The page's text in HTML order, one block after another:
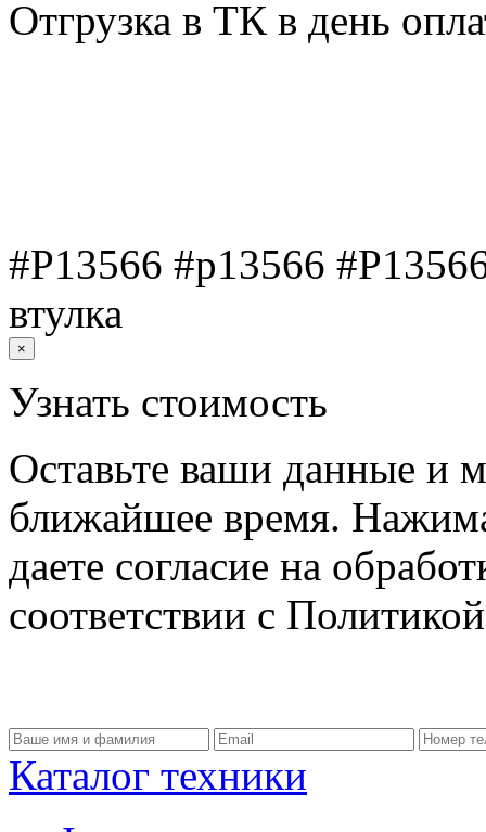
Отгрузка в ТК в день
#P13566 #p13566
втулка
×
Узнать стоимость
Оставьте ваши данные и
ближайшее время.
даете согласие на
соответствии с
Каталог техники